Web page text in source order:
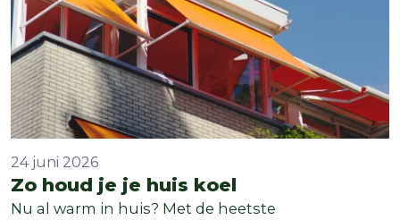
Zo houd je je huis koel
24 juni 2026
Nu al warm in huis? Met de heetste